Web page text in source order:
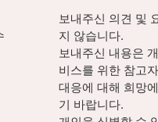
보내주신 의견 및
지 않습니다.
보내주신 내용은
비스를 위한 참고
대응에 대해 희망
기 바랍니다.